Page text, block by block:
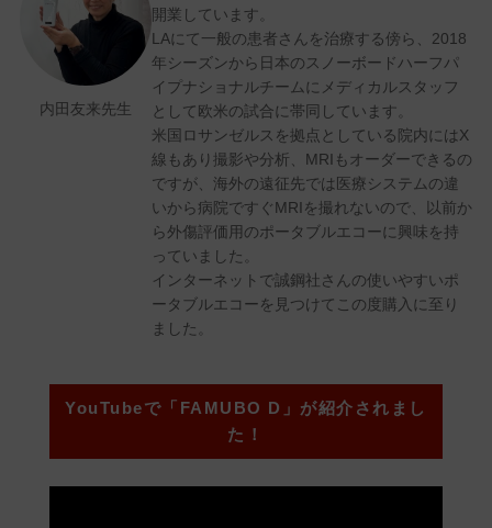
内田友来先生
開業しています。
LAにて一般の患者さんを治療する傍ら、2018
年シーズンから日本のスノーボードハーフパ
イプナショナルチームにメディカルスタッフ
として欧米の試合に帯同しています。
米国ロサンゼルスを拠点としている院内にはX
線もあり撮影や分析、MRIもオーダーできるの
ですが、海外の遠征先では医療システムの違
いから病院ですぐMRIを撮れないので、以前か
ら外傷評価用のポータブルエコーに興味を持
っていました。
インターネットで誠鋼社さんの使いやすいポ
ータブルエコーを見つけてこの度購入に至り
ました。
YouTubeで「FAMUBO D」が紹介されまし
た！